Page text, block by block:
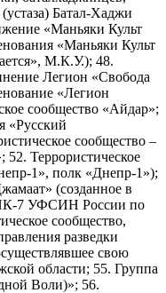
Батал-Хаджи
«Маньяки Культ
«Маньяки Культ
М.К.У.); 48.
Легион «Свобода
«Легион
сообщество «Айдар»;
«Русский
сообщество –
Террористическое
1», полк «Днепр-1»);
(созданное в
7 УФСИН России по
сообщество,
разведки
свою
области; 55. Группа
Воли)»; 56.